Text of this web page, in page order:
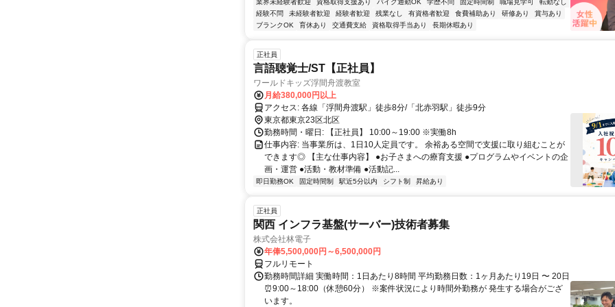
業界未経験者歓迎 資格取得支援あり バイク通勤OK 学歴不問 固定時間制 職場見学可
転勤なし
経験不問
未経験者歓迎 経験者歓迎 残業なし 有資格者歓迎 食費補助あり 研修あり
賞与あり
ブランクOK
育休あり 交通費支給 資格取得手当あり 長期休暇あり
正社員
言語聴覚士/ST【正社員】
ワールドキッズ浮間舟渡教室
月給380,000円以上
アクセス: 各線「浮間舟渡駅」徒歩8分/「北赤羽駅」徒歩9分
東京都東京23区北区
勤務時間・曜日: 【正社員】 10:00～19:00 ※実働8h
仕事内容: 当事業所は、1日10人定員です。 余裕ある空間で支援に取り組むことが
できます◎ 【主な仕事内容】 ●お子さまへの療育支援 ●プログラムやイベントの企
画・運営 ●活動・教材準備 ●活動記...
即日勤務OK 固定時間制 駅近5分以内 シフト制 昇給あり
正社員
関西 インフラ基盤(サーバー)技術者募集
株式会社林電子
年俸5,500,000円～6,500,000円
フルリモート
勤務時間詳細 実働時間：1日あたり8時間 平均勤務日数：1ヶ月あたり19日 〜 20日
⏰9:00～18:00（休憩60分） ※案件状況により時間外勤務が 発生する場合がござ
います。